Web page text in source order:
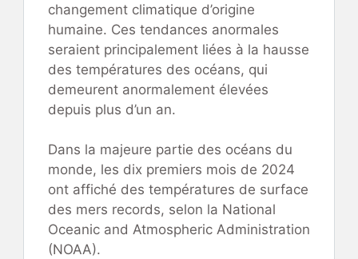
changement climatique d’origine
humaine. Ces tendances anormales
seraient principalement liées à la hausse
des températures des océans, qui
demeurent anormalement élevées
depuis plus d’un an.
Dans la majeure partie des océans du
monde, les dix premiers mois de 2024
ont affiché des températures de surface
des mers records, selon la National
Oceanic and Atmospheric Administration
(NOAA).